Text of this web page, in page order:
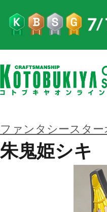
ファンタシースター
朱鬼姫シキ